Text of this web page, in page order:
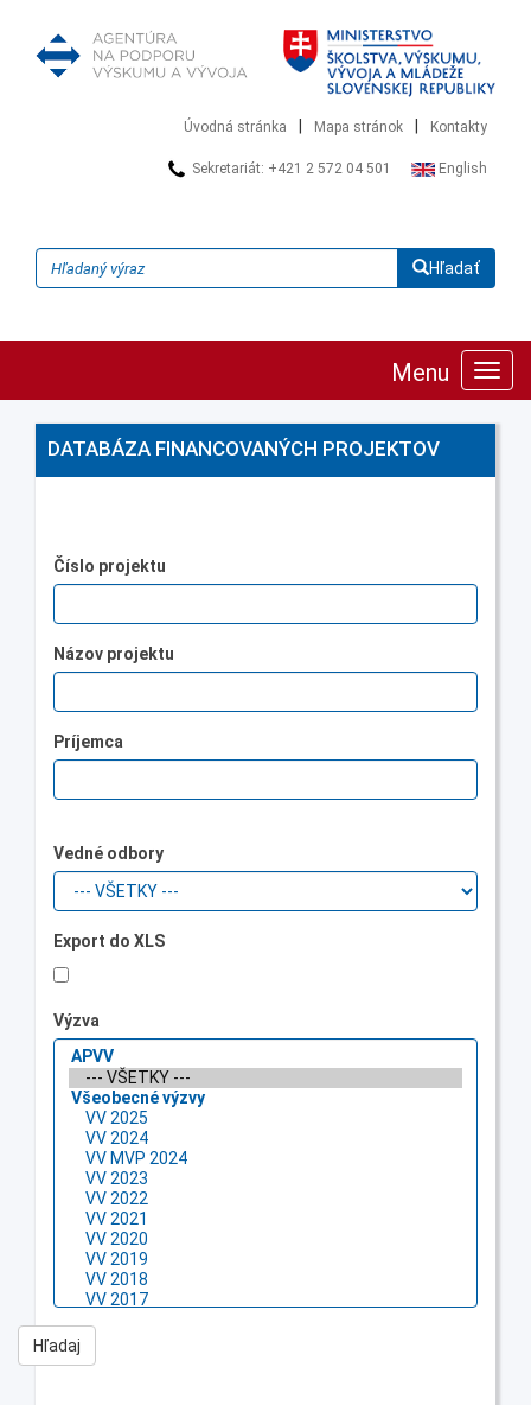
Úvodná stránka Mapa stránok Kontakty
Sekretariát: +421 2 572 04 501 English
Hľadať
Menu
DATABÁZA FINANCOVANÝCH PROJEKTOV
Číslo projektu
Názov projektu
Príjemca
Vedné odbory
Export do XLS
Výzva